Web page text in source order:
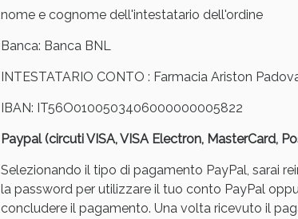
nome e cognome dell'intestatario dell'ordine
Banca: Banca BNL
INTESTATARIO CONTO : Farmacia Ariston
IBAN: IT56O0100503406000000005822
Paypal (circuti VISA, VISA Electron, MasterCard,
Selezionando il tipo di pagamento PayPal, sarai
la password per utilizzare il tuo conto PayPal
concludere il pagamento. Una volta ricevuto il